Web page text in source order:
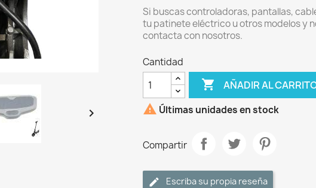

Si buscas controladoras, pantallas,
tu patinete eléctrico u otros modelos y
contacta con nosotros.
Cantidad
 AÑADIR AL
 Últimas unidades en stock
Compartir
Escriba su propia reseña